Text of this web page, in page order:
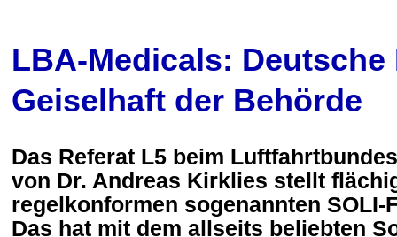
LBA-Medicals:
Geiselhaft der Behörde
Das Referat L5 beim
von Dr. Andreas Kirklies stellt
regelkonformen sogenannten SOLI-
Das hat mit dem allseits beliebten